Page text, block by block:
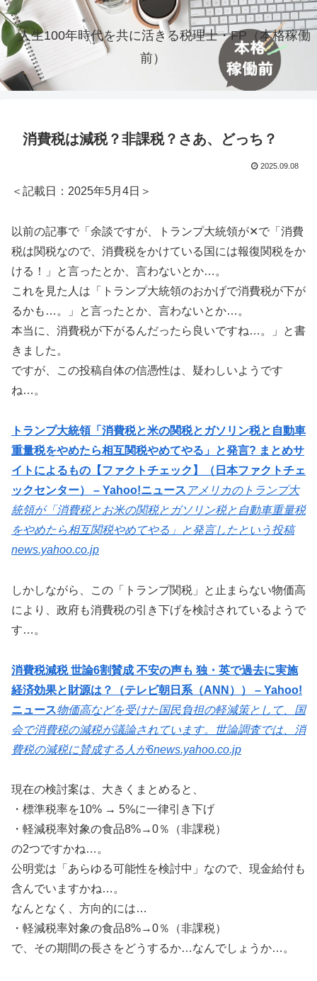
人生100年時代を共に活きる税理士・FP（本格稼働
前）
消費税は減税？非課税？さあ、どっち？
2025.09.08
＜記載日：2025年5月4日＞
以前の記事で「余談ですが、トランプ大統領が✕で「消費
税は関税なので、消費税をかけている国には報復関税をか
ける！」と言ったとか、言わないとか…。
これを見た人は「トランプ大統領のおかげで消費税が下が
るかも…。」と言ったとか、言わないとか…。
本当に、消費税が下がるんだったら良いですね…。」と書
きました。
ですが、この投稿自体の信憑性は、疑わしいようです
ね…。
トランプ大統領「消費税と米の関税とガソリン税と自動車
重量税をやめたら相互関税やめてやる」と発言? まとめサ
イトによるもの【ファクトチェック】（日本ファクトチェ
ックセンター） – Yahoo!ニュース アメリカのトランプ大
統領が「消費税とお米の関税とガソリン税と自動車重量税
をやめたら相互関税やめてやる」と発言したという投稿
news.yahoo.co.jp
しかしながら、この「トランプ関税」と止まらない物価高
により、政府も消費税の引き下げを検討されているようで
す…。
消費税減税 世論6割賛成 不安の声も 独・英で過去に実施
経済効果と財源は？（テレビ朝日系（ANN）） – Yahoo!
ニュース物価高などを受けた国民負担の軽減策として、国
会で消費税の減税が議論されています。世論調査では、消
費税の減税に賛成する人が6news.yahoo.co.jp
現在の検討案は、大きくまとめると、
・標準税率を10% → 5%に一律引き下げ
・軽減税率対象の食品8%→0％（非課税）
の2つですかね…。
公明党は「あらゆる可能性を検討中」なので、現金給付も
含んでいますかね…。
なんとなく、方向的には…
・軽減税率対象の食品8%→0％（非課税）
で、その期間の長さをどうするか…なんでしょうか…。